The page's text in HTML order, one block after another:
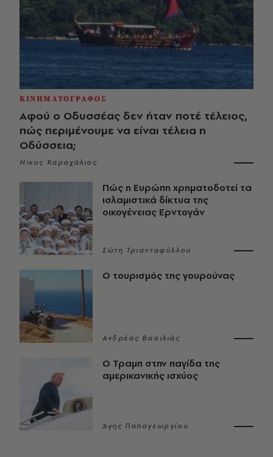
ΚΙΝΗΜΑΤΟΓΡΑΦΟΣ
Αφού ο Οδυσσέας δεν ήταν ποτέ τέλειος,
πώς περιμένουμε να είναι τέλεια η
Οδύσσεια;
Νίκος Καραχάλιος
Πώς η Ευρώπη χρηματοδοτεί τα
ισλαμιστικά δίκτυα της
οικογένειας Ερντογάν
Σώτη Τριανταφύλλου
Ο τουρισμός της γουρούνας
Ανδρέας Βασιλιάς
Ο Τραμπ στην παγίδα της
αμερικανικής ισχύος
Άγης Παπαγεωργίου